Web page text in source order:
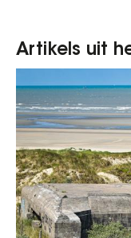
Artikels uit